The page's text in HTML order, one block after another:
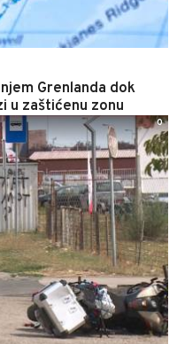
Grenlanda dok
u zaštićenu zonu
0